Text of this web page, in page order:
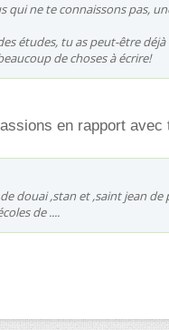
qui ne te connaissons pas,
études, tu as peut-être
de choses à écrire!
en rapport avec
douai ,stan et ,saint jean
de ....